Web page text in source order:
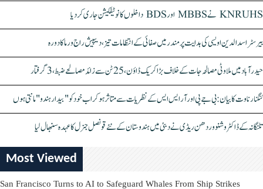
KNRUHS نے MBBS اور BDS داخلوں کا نوٹیفکیشن جاری کر دیا
بیرسٹر اسدالدین اویسی کی ہدایت پر مندر میں صفائی کے انتظامات تیز، دیپیش راج ورما کا دورہ
حیدرآباد میں ملاوٹی مصالحہ جات کے خلاف بڑا کریک ڈاؤن، 25 ٹن سے زائد مصالحے ضبط، 3 گرفتار
کنگنا رناوت کا بیان: بی جے پی اور آر ایس ایس کے نظریات سے متاثر ہو کر اب خود کو "بیدار ہندو" مانتی ہوں
تلنگانہ کے ڈاکٹر وشنو وردھن ریڈی نے دبئی میں ہندوستان کے نئے قونصل جنرل کا عہدہ سنبھال لیا
Most Viewed
San Francisco Turns to AI to Safeguard Whales From Ship Strikes